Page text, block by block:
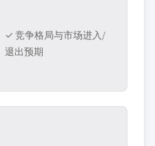
✓ 竞争格局与市场进入/
退出预期